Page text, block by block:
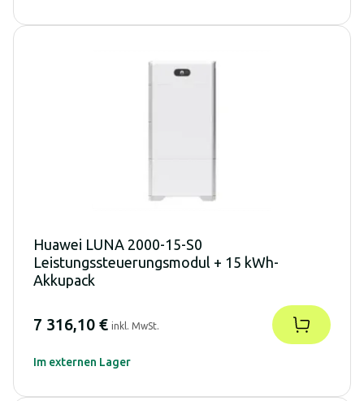
Huawei LUNA 2000-15-S0
Leistungssteuerungsmodul + 15 kWh-
Akkupack
7 316,10 € inkl. MwSt.
Im externen Lager